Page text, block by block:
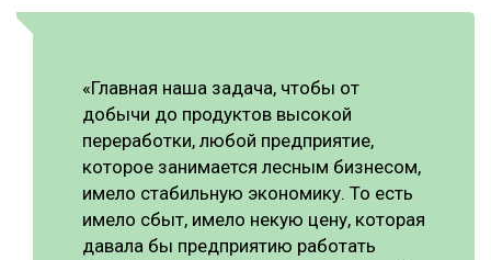
«Главная наша задача, чтобы от
добычи до продуктов высокой
переработки, любой предприятие,
которое занимается лесным бизнесом,
имело стабильную экономику. То есть
имело сбыт, имело некую цену, которая
давала бы предприятию работать